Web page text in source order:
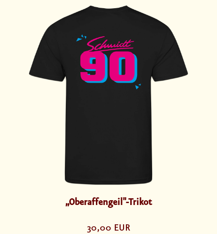
„Oberaffengeil"-Trikot
30,00 EUR